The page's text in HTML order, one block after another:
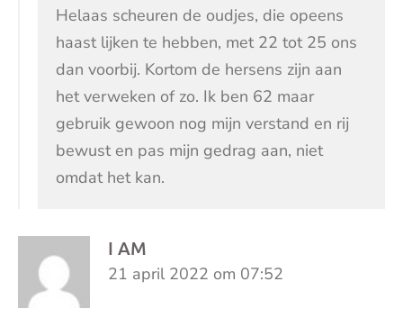
Helaas scheuren de oudjes, die opeens
haast lijken te hebben, met 22 tot 25 ons
dan voorbij. Kortom de hersens zijn aan
het verweken of zo. Ik ben 62 maar
gebruik gewoon nog mijn verstand en rij
bewust en pas mijn gedrag aan, niet
omdat het kan.
I AM
21 april 2022 om 07:52